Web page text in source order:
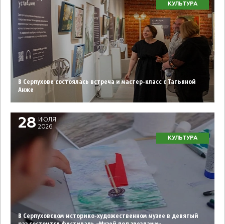
КУЛЬТУРА
В Серпухове состоялась встреча и мастер-класс с Татьяной
Анже
28
ИЮЛЯ
2026
КУЛЬТУРА
В Серпуховском историко-художественном музее в девятый